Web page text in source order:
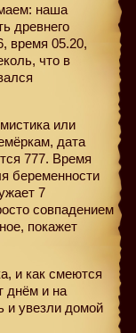
наша
древнего
время 05.20,
что в
или
дата
777. Время
беременности
7
совпадением
покажет
и как смеются
днём и на
и увезли домой